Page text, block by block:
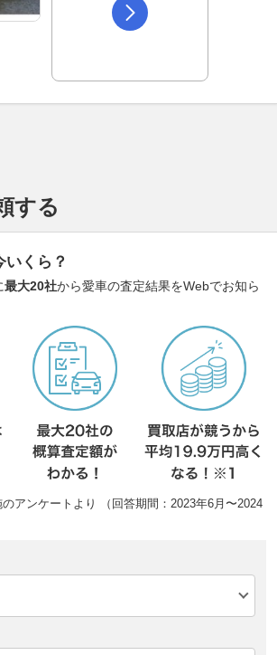
する
いくら？
最大20社から愛車の査定結果をWebでお知ら
アンケートより （回答期間：2023年6月〜2024